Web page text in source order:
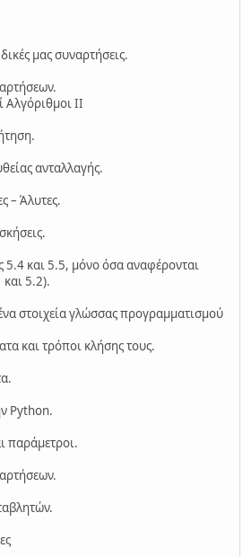
μας συναρτήσεις.
ΙΙ
ανταλλαγής.
– Άλυτες.
και 5.5, μόνο όσα αναφέρονται
5.2).
στοιχεία γλώσσας προγραμματισμού
τρόποι κλήσης τους.
Python.